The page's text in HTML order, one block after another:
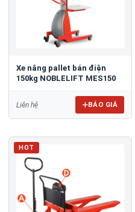
Xe nâng pallet bán điện
150kg NOBLELIFT MES150
Liên hệ BÁO GIÁ
HOT